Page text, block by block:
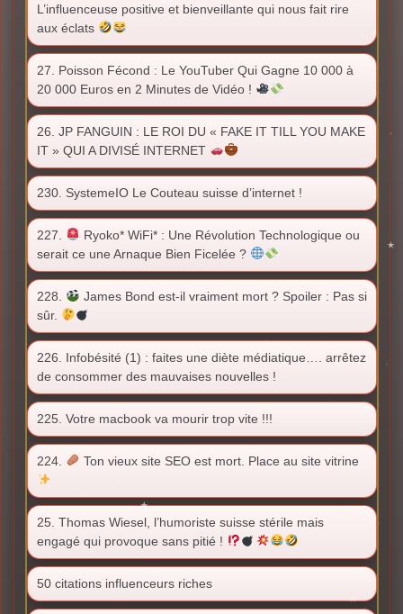
L’influenceuse positive et bienveillante qui nous fait rire
aux éclats
27. Poisson Fécond : Le YouTuber Qui Gagne 10 000 à
20 000 Euros en 2 Minutes de Vidéo !
26. JP FANGUIN : LE ROI DU « FAKE IT TILL YOU MAKE
IT » QUI A DIVISÉ INTERNET
230. SystemeIO Le Couteau suisse d’internet !
227.
Ryoko* WiFi* : Une Révolution Technologique ou
serait ce une Arnaque Bien Ficelée ?
228.
James Bond est-il vraiment mort ? Spoiler : Pas si
sûr.
226. Infobésité (1) : faites une diète médiatique…. arrêtez
de consommer des mauvaises nouvelles !
225. Votre macbook va mourir trop vite !!!
224. Ton vieux site SEO est mort. Place au site vitrine
25. Thomas Wiesel, l’humoriste suisse stérile mais
engagé qui provoque sans pitié !
50 citations influenceurs riches